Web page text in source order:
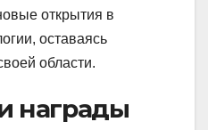
открытия в
оставаясь
области.
награды